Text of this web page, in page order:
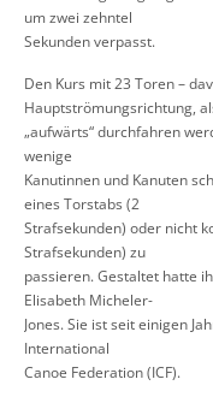
um zwei zehntel
Sekunden verpasst.
Den Kurs mit 23 Toren–
Hauptströmungsrichtung,
„aufwärts“ durchfahren
wenige
Kanutinnen und Kanuten
eines Torstabs (2
Strafsekunden) oder nicht
Strafsekunden) zu
passieren. Gestaltet hatte
Elisabeth Micheler-
Jones. Sie ist seit einigen
International
Canoe Federation (ICF).